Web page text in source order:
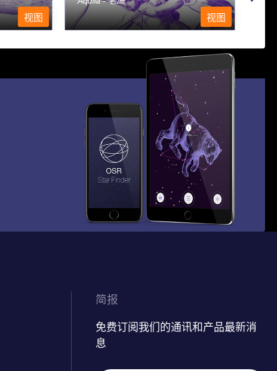
视图 视图
简报
免费订阅我们的通讯和产品最新消
息